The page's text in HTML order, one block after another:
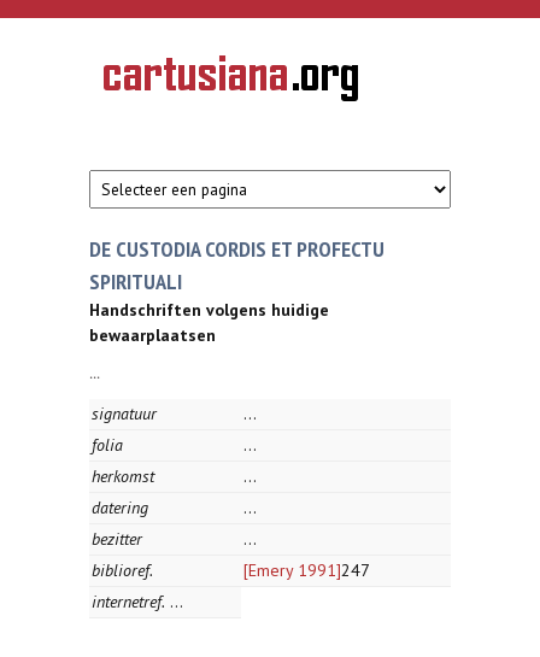
Overslaan en naar de inhoud gaan
CARTUSIANA
Geschiedenis
van de
DE CUSTODIA CORDIS ET PROFECTU
SPIRITUALI
Handschriften volgens huidige
bewaarplaatsen
...
signatuur
...
folia
...
herkomst
...
datering
...
bezitter
...
biblioref.
[Emery 1991]247
internetref. ...